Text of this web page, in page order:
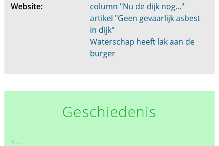
Website:
column "Nu de dijk nog..."
artikel "Geen gevaarlijk asbest
in dijk"
Waterschap heeft lak aan de
burger
Geschiedenis